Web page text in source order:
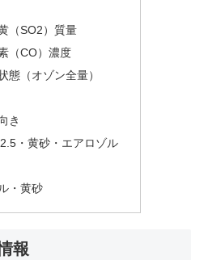
（SO2）質量
（CO）濃度
態（オゾン全量）
き
・黄砂・エアロゾル
・黄砂
報